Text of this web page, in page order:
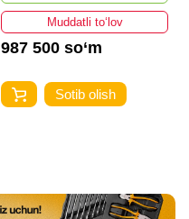
Muddatli to‘lov
987 500 so‘m
Sotib olish